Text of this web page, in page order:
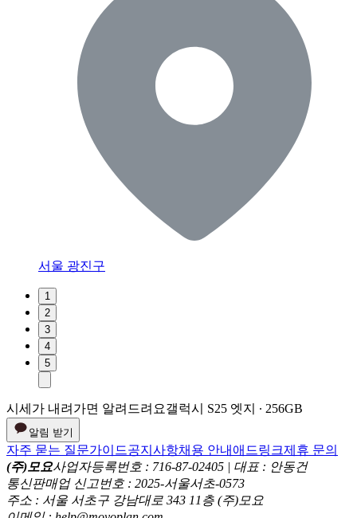
서울 광진구
1
2
3
4
5
시세가 내려가면 알려드려요갤럭시 S25 엣지 ∙ 256GB
알림 받기
자주 묻는 질문가이드공지사항채용 안내 애드링크제휴 문의
(주)모요사업자등록번호 : 716-87-02405 | 대표 : 안동건
통신판매업 신고번호 : 2025-서울서초-0573
주소 : 서울 서초구 강남대로 343 11층 (주)모요